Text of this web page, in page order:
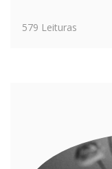
579 Leituras